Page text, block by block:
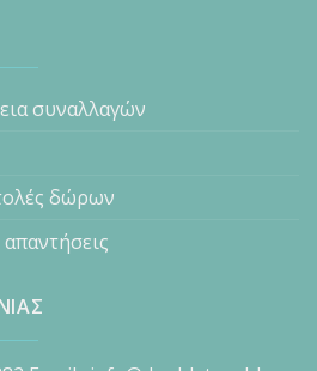
συναλλαγών
δώρων